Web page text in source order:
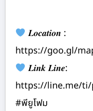
𝑳𝒐𝒄𝒂𝒕𝒊𝒐𝒏 :
https://goo.gl/
𝑳𝒊𝒏𝒌 𝑳𝒊𝒏𝒆:
https://line.me/ti/
#พียูโฟม